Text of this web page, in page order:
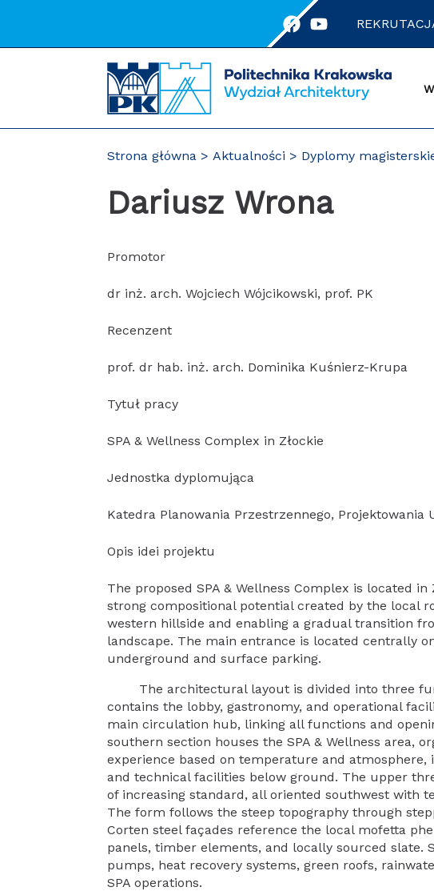
Strona główna Aktualności Dyplomy
Dariusz Wrona
Promotor
dr inż. arch. Wojciech Wójcikowski, prof. PK
Recenzent
prof. dr hab. inż. arch. Dominika Kuśnierz-Krupa
Tytuł pracy
SPA & Wellness Complex in Złockie
Jednostka dyplomująca
Katedra Planowania Przestrzennego, Projektowania
Opis idei projektu
The proposed SPA & Wellness Complex is located
strong compositional potential created by the local
western hillside and enabling a gradual transition
landscape. The main entrance is located centrally
underground and surface parking.
The architectural layout is divided into three
contains the lobby, gastronomy, and operational
main circulation hub, linking all functions and
southern section houses the SPA & Wellness area,
experience based on temperature and atmosphere,
and technical facilities below ground. The upper
of increasing standard, all oriented southwest with
The form follows the steep topography through
Corten steel façades reference the local mofetta
panels, timber elements, and locally sourced slate.
pumps, heat recovery systems, green roofs,
SPA operations.